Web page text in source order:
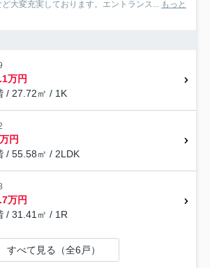
大変充実しております。エントランス... もっと
万円
/ 27.72㎡ / 1K
円
/ 55.58㎡ / 2LDK
万円
/ 31.41㎡ / 1R
すべて見る（全6戸）